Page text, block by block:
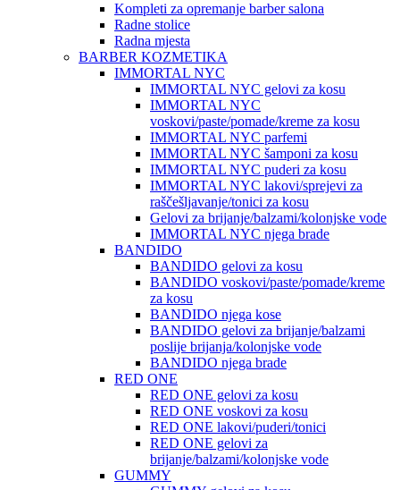
Kompleti za opremanje barber salona
Radne stolice
Radna mjesta
BARBER KOZMETIKA
IMMORTAL NYC
IMMORTAL NYC gelovi za kosu
IMMORTAL NYC
voskovi/paste/pomade/kreme za kosu
IMMORTAL NYC parfemi
IMMORTAL NYC šamponi za kosu
IMMORTAL NYC puderi za kosu
IMMORTAL NYC lakovi/sprejevi za
raščešljavanje/tonici za kosu
Gelovi za brijanje/balzami/kolonjske vode
IMMORTAL NYC njega brade
BANDIDO
BANDIDO gelovi za kosu
BANDIDO voskovi/paste/pomade/kreme
za kosu
BANDIDO njega kose
BANDIDO gelovi za brijanje/balzami
poslije brijanja/kolonjske vode
BANDIDO njega brade
RED ONE
RED ONE gelovi za kosu
RED ONE voskovi za kosu
RED ONE lakovi/puderi/tonici
RED ONE gelovi za
brijanje/balzami/kolonjske vode
GUMMY